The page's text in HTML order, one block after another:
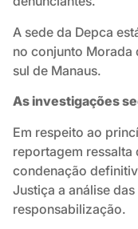
A sede da Depca
no conjunto
sul de Manaus.
As investigações
Em respeito ao
reportagem ressalta
condenação
Justiça a análise
responsabilização.